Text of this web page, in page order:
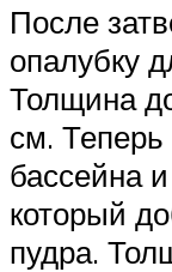
После
опалубку
Толщина
см.
бассейна
который
пудра.